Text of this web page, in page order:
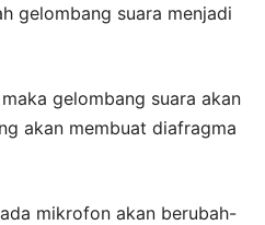
gelombang suara menjadi
gelombang suara akan
akan membuat diafragma
mikrofon akan berubah-